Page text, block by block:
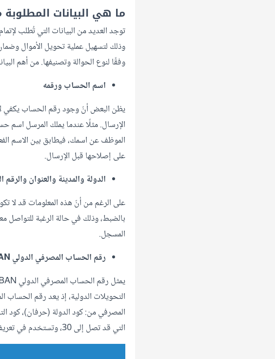
ما هي البيانات المطلوبة
توجد العديد من البيانات التي تُطلب
وذلك لتسهيل عملية تحويل الأموال
وفقًا لنوع الحوالة وتصنيفها. من أهم
اسم الحساب ورقمه
يظن البعض أنّ وجود رقم الحساب يكفي
الإرسال. مثلًا عندما يملك المرسل اسم
الموظف عن اسمك، فيطابق بين الاسم
على إصلاحها قبل الإرسال.
الدولة والمدينة والعنوان والرقم
على الرغم من أنّ هذه المعلومات قد لا
بالضبط، وذلك في حالة الرغبة للتواصل
المسجل.
رقم الحساب المصرفي الدولي IBAN
التحويلات الدولية، إذ يعد رقم
المصرفي من: كود الدولة (حرفان)، كود
التي قد تصل إلى 30، وتستخدم في تعريف البنك ورقم حساب المستلم.